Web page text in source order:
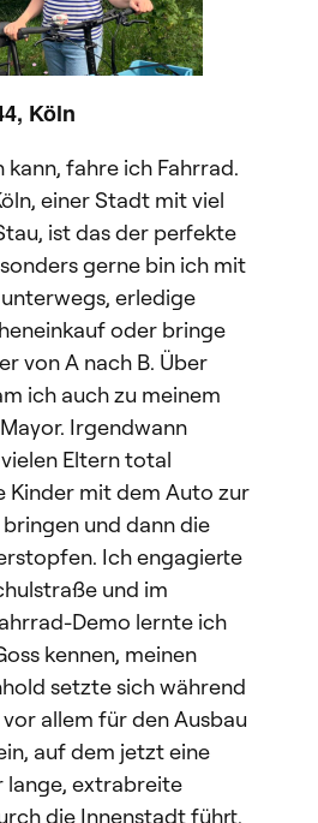
Köln
kann, fahre ich Fahrrad.
einer Stadt mit viel
ist das der perfekte
gerne bin ich mit
erledige
oder bringe
von A nach B. Über
ich auch zu meinem
Irgendwann
Eltern total
Kinder mit dem Auto zur
und dann die
Ich engagierte
und im
Demo lernte ich
kennen, meinen
setzte sich während
allem für den Ausbau
auf dem jetzt eine
lange, extrabreite
die Innenstadt führt.